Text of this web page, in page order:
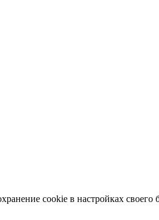
cookie в настройках своего